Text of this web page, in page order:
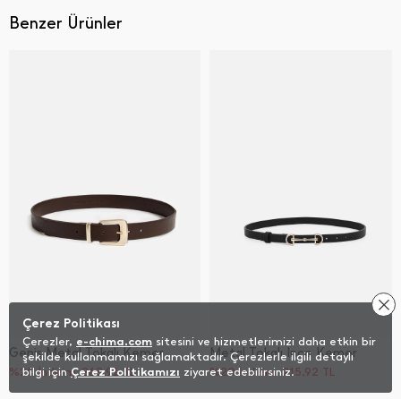
Benzer Ürünler
Geniş Metal Tokalı Kemer
%20 İndirim 263,91TL
Metal Tokalı İ̇nce Kemer
%20 İndirim 215,92 TL
Çerez Politikası
Çerezler, e-chima.com sitesini ve hizmetlerimizi daha etkin bir
şekilde kullanmamızı sağlamaktadır. Çerezlerle ilgili detaylı
bilgi içinÇerez Politikamızı ziyaret edebilirsiniz.